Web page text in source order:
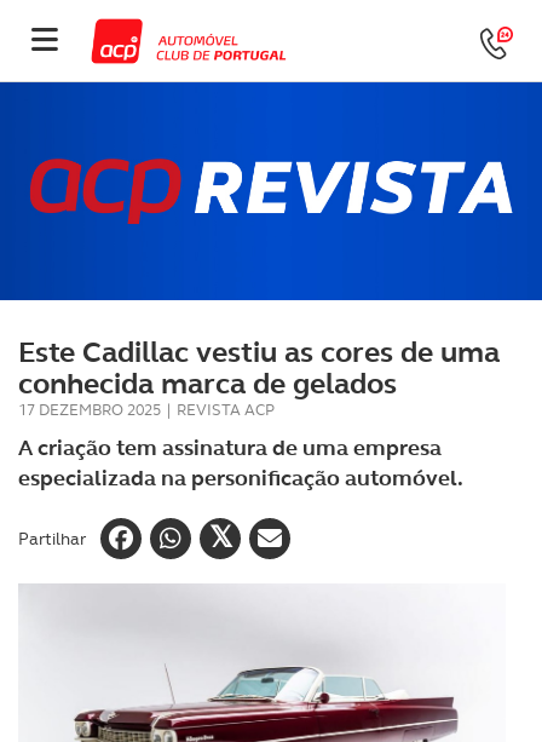
Este Cadillac vestiu as cores de uma
conhecida marca de gelados
17 DEZEMBRO 2025 | REVISTA ACP
A criação tem assinatura de uma empresa
especializada na personificação automóvel.
Partilhar